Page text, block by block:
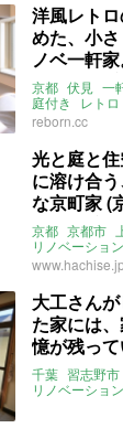
洋風レト
めた、小
ノベ一軒
46㎡の賃
京都 伏見 一
庭付き
レトロ
リボーンキュー
reborn.cc
光と庭と
に溶け合
な京町家 (
㎡の賃貸
京都 京都市
リノベーション
ウッドデッキ
大工さん
た家には
憶が残っ
葉県習志野
物件）
千葉 習志野市
リノベーション